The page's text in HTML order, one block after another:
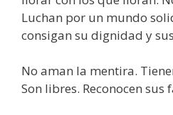
Luchan por un mundo
consigan su dignidad y
No aman la mentira.
Son libres. Reconocen sus